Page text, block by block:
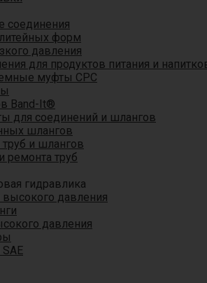
соединения
форм
давления
для продуктов питания и
муфты CPC
Band-It®
для соединений и шлангов
шлангов
и шлангов
ремонта труб
гидравлика
давления
давления